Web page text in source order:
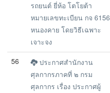
รถยนต์ ยี่ห้อ โตโยต้า
หมายเลขทะเบียน กจ 6156
หนองคาย โดยวิธีเฉพาะ
เจาะจง
56
ประกาศสำนักงาน
ศุลกากรภาคที่ ๒ กรม
ศุลกากร เรื่อง ประกาศผู้